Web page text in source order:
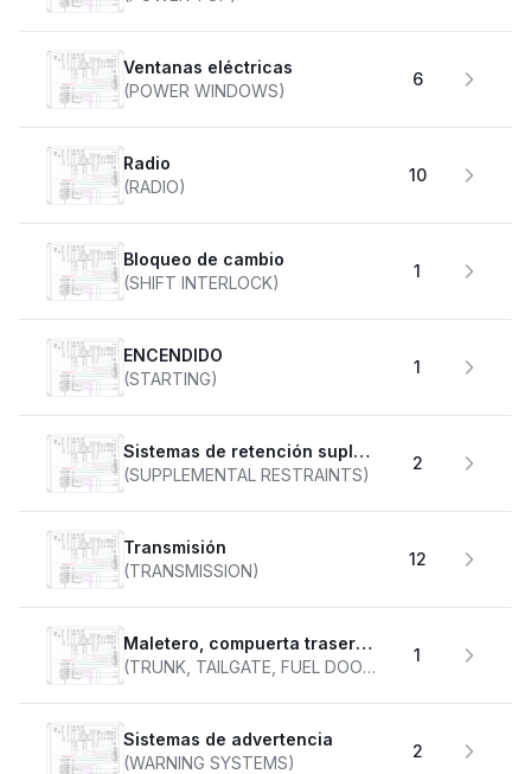
Ventanas eléctricas
(POWER WINDOWS)
6
Radio
(RADIO)
10
Bloqueo de cambio
(SHIFT INTERLOCK)
1
ENCENDIDO
(STARTING)
1
Sistemas de retención suplementarios
(SUPPLEMENTAL RESTRAINTS)
2
transmisión
(TRANSMISSION)
12
Maletero, compuerta trasera, tapa de combustible
(TRUNK, TAILGATE, FUEL DOOR)
1
Sistemas de advertencia
(WARNING SYSTEMS)
2